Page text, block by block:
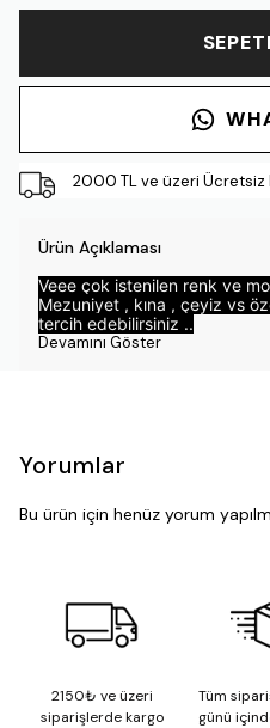
2000 TL ve üzeri Ücretsiz
Ürün Açıklaması
Veee çok istenilen renk ve
Mezuniyet , kına , çeyiz vs
tercih edebilirsiniz ..
Devamını Göster
Yorumlar
Bu ürün için henüz yorum
2150₺ ve üzeri
siparişlerde kargo
Tüm
günü